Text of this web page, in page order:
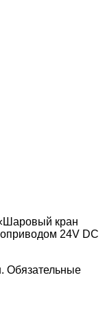
кран
24V DC
Обязательные